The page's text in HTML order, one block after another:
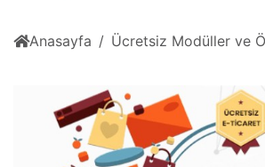
Anasayfa Ücretsiz Modüller ve